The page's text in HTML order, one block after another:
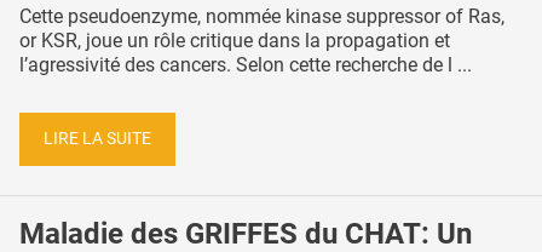
Cette pseudoenzyme, nommée kinase suppressor of Ras,
or KSR, joue un rôle critique dans la propagation et
l’agressivité des cancers. Selon cette recherche de l ...
LIRE LA SUITE
Maladie des GRIFFES du CHAT: Un